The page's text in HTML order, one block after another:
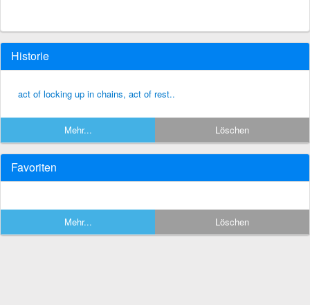
Historie
act of locking up in chains, act of rest..
Mehr... Löschen
Favoriten
Mehr... Löschen